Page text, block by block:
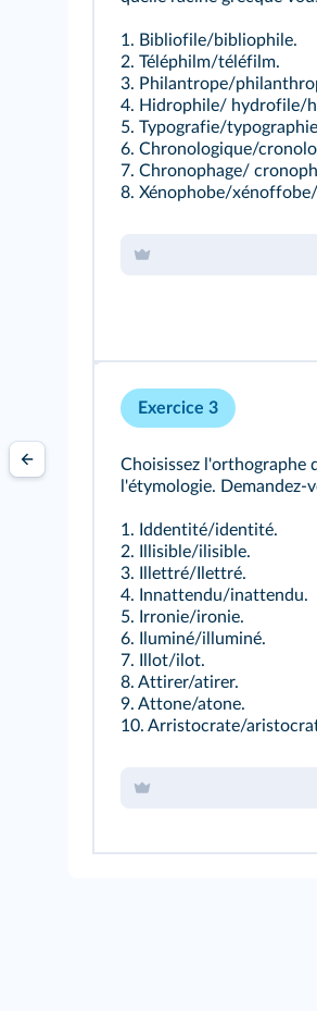
1. Bibliofile/bibliophile.
2. Téléphilm/téléfilm.
3. Philantrope/
4. Hidrophile/ hydrofile/
5. Typografie/
6. Chronologique/
7. Chronophage/
8. Xénophobe/
Exercice 3
Choisissez
l'étymologie.
1. Iddentité/identité.
2. Illisible/ilisible.
3. Illettré/Ilettré.
4. Innattendu/inattendu.
5. Irronie/ironie.
6. Iluminé/illuminé.
7. Illot/ilot.
8. Attirer/atirer.
9. Attone/atone.
10. Arristocrate/